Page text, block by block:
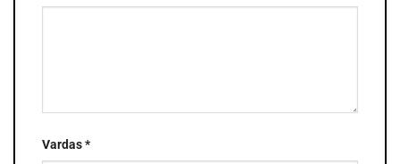
Vardas*